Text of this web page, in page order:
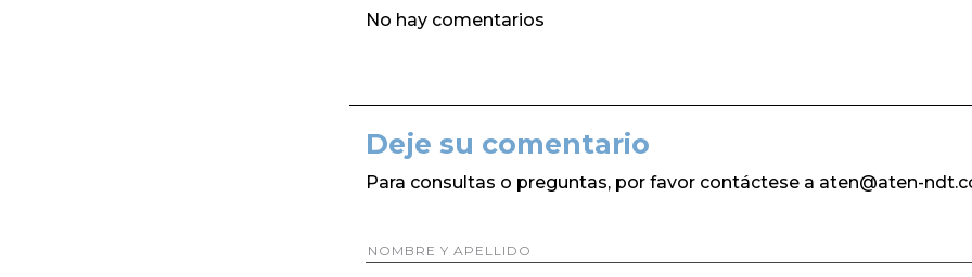
No hay comentarios
Deje su comentario
Para consultas o preguntas, por favor contáctese a aten@aten-